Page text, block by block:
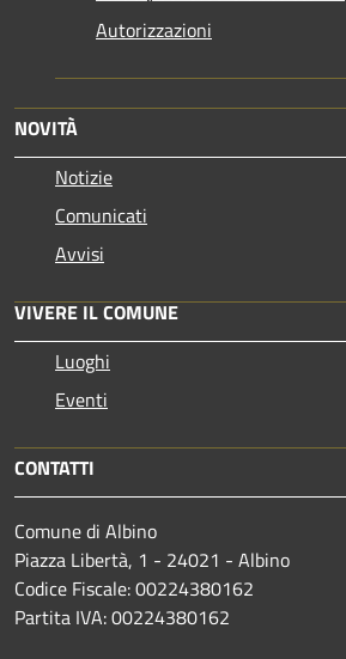
Autorizzazioni
NOVITÀ
Notizie
Comunicati
Avvisi
VIVERE IL COMUNE
Luoghi
Eventi
CONTATTI
Comune di Albino
Piazza Libertà, 1 - 24021 - Albino
Codice Fiscale: 00224380162
Partita IVA: 00224380162